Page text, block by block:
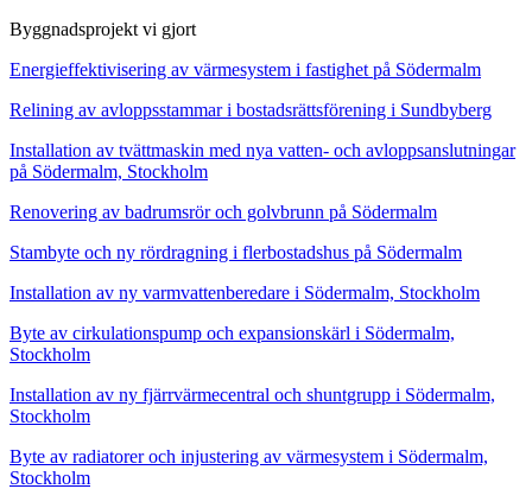
Byggnadsprojekt vi gjort
Energieffektivisering av värmesystem i fastighet på Södermalm
Relining av avloppsstammar i bostadsrättsförening i Sundbyberg
Installation av tvättmaskin med nya vatten- och avloppsanslutningar
på Södermalm, Stockholm
Renovering av badrumsrör och golvbrunn på Södermalm
Stambyte och ny rördragning i flerbostadshus på Södermalm
Installation av ny varmvattenberedare i Södermalm, Stockholm
Byte av cirkulationspump och expansionskärl i Södermalm,
Stockholm
Installation av ny fjärrvärmecentral och shuntgrupp i Södermalm,
Stockholm
Byte av radiatorer och injustering av värmesystem i Södermalm,
Stockholm